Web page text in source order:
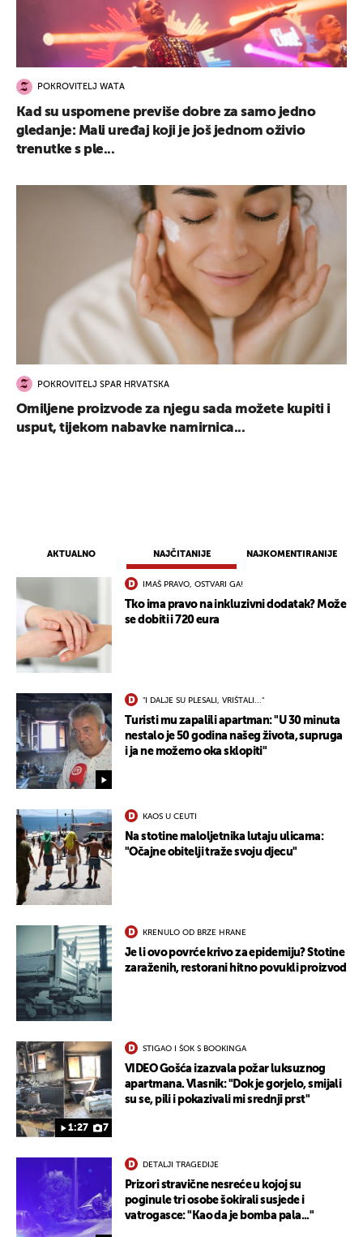
AKTUALNO NAJČITANIJE NAJKOMENTIRANIJE
IMAŠ PRAVO, OSTVARI GA!
Tko ima pravo na inkluzivni dodatak? Može
se dobiti i 720 eura
"I DALJE SU PLESALI, VRIŠTALI..."
Turisti mu zapalili apartman: "U 30 minuta
nestalo je 50 godina našeg života, supruga
i ja ne možemo oka sklopiti"
KAOS U CEUTI
Na stotine maloljetnika lutaju ulicama:
"Očajne obitelji traže svoju djecu"
KRENULO OD BRZE HRANE
Je li ovo povrće krivo za epidemiju? Stotine
zaraženih, restorani hitno povukli proizvod
1:27 7
STIGAO I ŠOK S BOOKINGA
VIDEO Gošća izazvala požar luksuznog
apartmana. Vlasnik: "Dok je gorjelo, smijali
su se, pili i pokazivali mi srednji prst"
DETALJI TRAGEDIJE
Prizori stravične nesreće u kojoj su
poginule tri osobe šokirali susjede i
vatrogasce: "Kao da je bomba pala..."
POKROVITELJ WATA
Kad su uspomene previše dobre za samo jedno
gledanje: Mali uređaj koji je još jednom oživio
trenutke s ple...
POKROVITELJ SPAR HRVATSKA
Omiljene proizvode za njegu sada možete kupiti i
usput, tijekom nabavke namirnica...
UKLJUČITE NOTIFIKACIJE